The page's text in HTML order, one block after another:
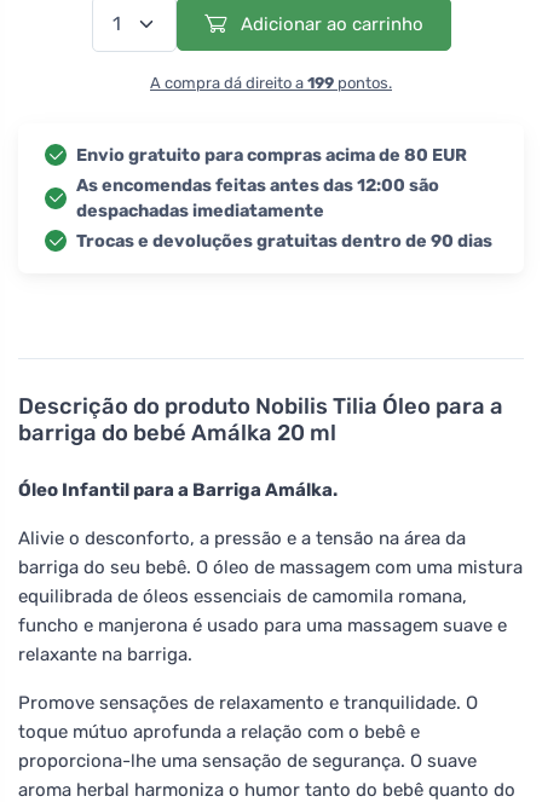
Descrição do produto Nobilis Tilia Óleo para a
barriga do bebé Amálka 20 ml
Óleo Infantil para a Barriga Amálka.
Alivie o desconforto, a pressão e a tensão na área da
barriga do seu bebê. O óleo de massagem com uma mistura
equilibrada de óleos essenciais de camomila romana,
funcho e manjerona é usado para uma massagem suave e
relaxante na barriga.
Promove sensações de relaxamento e tranquilidade. O
toque mútuo aprofunda a relação com o bebê e
proporciona-lhe uma sensação de segurança. O suave
aroma herbal harmoniza o humor tanto do bebê quanto do
Adicionar ao carrinho
A compra dá direito a 199 pontos.
Envio gratuito para compras acima de 80 EUR
As encomendas feitas antes das 12:00 são
despachadas imediatamente
Trocas e devoluções gratuitas dentro de 90 dias